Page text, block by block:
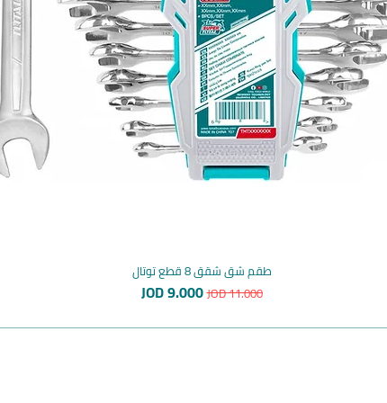
طقم شق شقق 8 قطع توتال
سعر عادي
JOD 11.000سعر البيع
JOD 9.000